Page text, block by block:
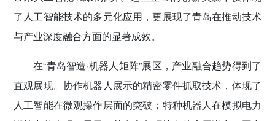
了人工智能技术的多元化应用，更展现了青岛在推动技术
与产业深度融合方面的显著成效。
在“青岛智造·机器人矩阵”展区，产业融合趋势得到了
直观展现。协作机器人展示的精密零件抓取技术，体现了
人工智能在微观操作层面的突破；特种机器人在模拟电力